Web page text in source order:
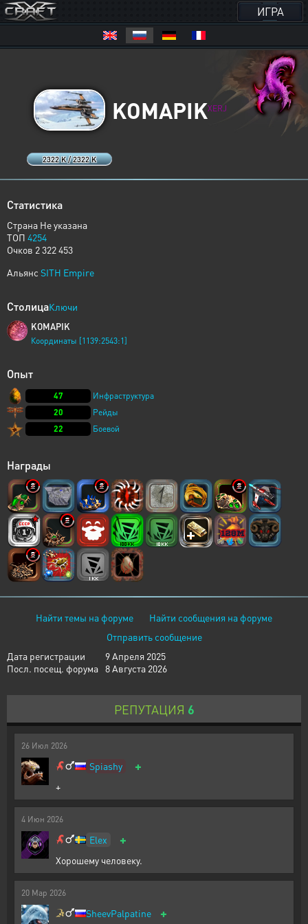
ИГРА
2322 K / 2322 K
KOMAPIKXERJ
Статистика
Страна Не указана
ТОП 4254
Очков 2 322 453
Альянс SITH Empire
СтолицаКлючи
KOMAPIK
Координаты [1139:2543:1]
Опыт
47
Инфраструктура
20
Рейды
22
Боевой
Награды
Найти темы на форуме
Найти сообщения на форуме
Отправить сообщение
Дата регистрации
9 Апреля 2025
Посл. посещ. форума 8 Августа 2026
РЕПУТАЦИЯ 6
26 Июл 2026
Spiashy +
+
4 Июн 2026
Elex +
Хорошему человеку.
20 Мар 2026
SheevPalpatine +